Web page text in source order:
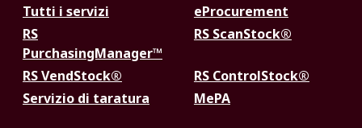
Tutti i servizi
eProcurement
RS
PurchasingManager™
RS ScanStock®
RS VendStock®
RS ControlStock®
Servizio di taratura
MePA